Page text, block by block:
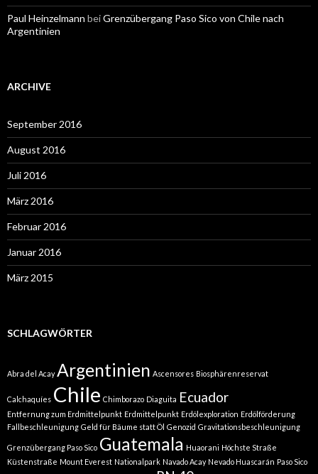
Paul Heinzelmann beiGrenzübergang Paso Sico von Chile nach
Argentinien
ARCHIVE
September 2016
August 2016
Juli 2016
März 2016
Februar 2016
Januar 2016
März 2015
SCHLAGWÖRTER
Abra del Acay Argentinien Ascensores Biosphärenreservat
Calchaquíes Chile Chimborazo Diaguita Ecuador
Entfernung zum Erdmittelpunkt Erdmittelpunkt Erdölexploration Erdölförderung
Fallbeschleunigung Geld für Bäume statt Öl Genozid Gravitationsbeschleunigung
Grenzübergang Paso Sico Guatemala Huaorani Höchste Straße
Küstenstraße Mount Everest Nationalpark Navado Acay Nevado Huascarán Paso Sico